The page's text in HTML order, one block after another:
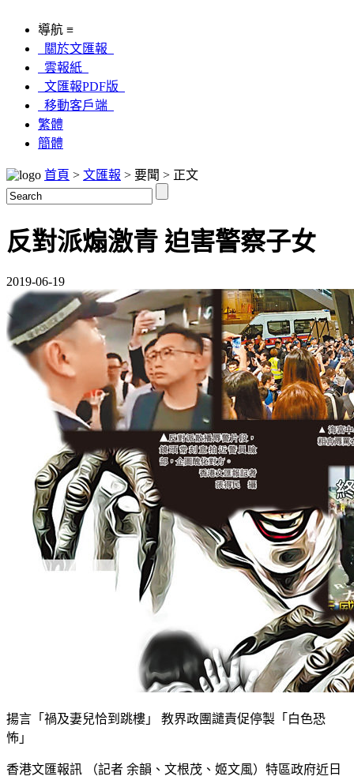
導航 ≡
關於文匯報
雲報紙
文匯報PDF版
移動客戶端
繁體
簡體
首頁 > 文匯報 > 要聞 > 正文
反對派煽激青 迫害警察子女
2019-06-19
揚言「禍及妻兒恰到跳樓」 教界政團譴責促停製「白色恐
怖」
香港文匯報訊 （記者 余韻、文根茂、姬文風）特區政府近日